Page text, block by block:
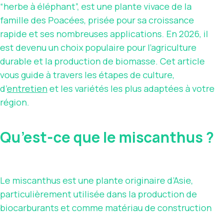
“herbe à éléphant”, est une plante vivace de la
famille des Poacées, prisée pour sa croissance
rapide et ses nombreuses applications. En 2026, il
est devenu un choix populaire pour l’agriculture
durable et la production de biomasse. Cet article
vous guide à travers les étapes de culture,
d’entretienet les variétés les plus adaptées à votre
région.
Qu’est-ce que le miscanthus ?
Le miscanthus est une plante originaire d’Asie,
particulièrement utilisée dans la production de
biocarburants et comme matériau de construction